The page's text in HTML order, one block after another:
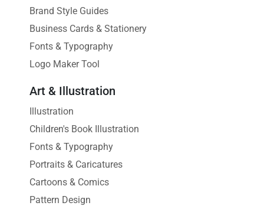
Brand Style Guides
Business Cards & Stationery
Fonts & Typography
Logo Maker Tool
Art & Illustration
Illustration
Children's Book Illustration
Fonts & Typography
Portraits & Caricatures
Cartoons & Comics
Pattern Design